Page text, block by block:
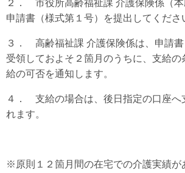
２． 市役所高齢福祉課 介護保険係（
申請書（様式第１号）を提出してくださ
３． 高齢福祉課 介護保険係は、申請
受領しておよそ２箇月のうちに、支給の
給の可否を通知します。
４． 支給の場合は、後日指定の口座へ
れます。
※原則１２箇月間の在宅での介護実績が